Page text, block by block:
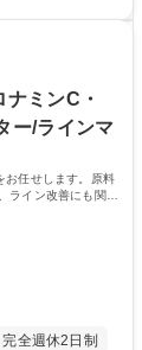
センサーな
プの伝統的なパ
ャッチアップい
だける方を募集
ミンC・
ー/ラインマ
お任せします。原料
ライン改善にも関与
完全週休2日制